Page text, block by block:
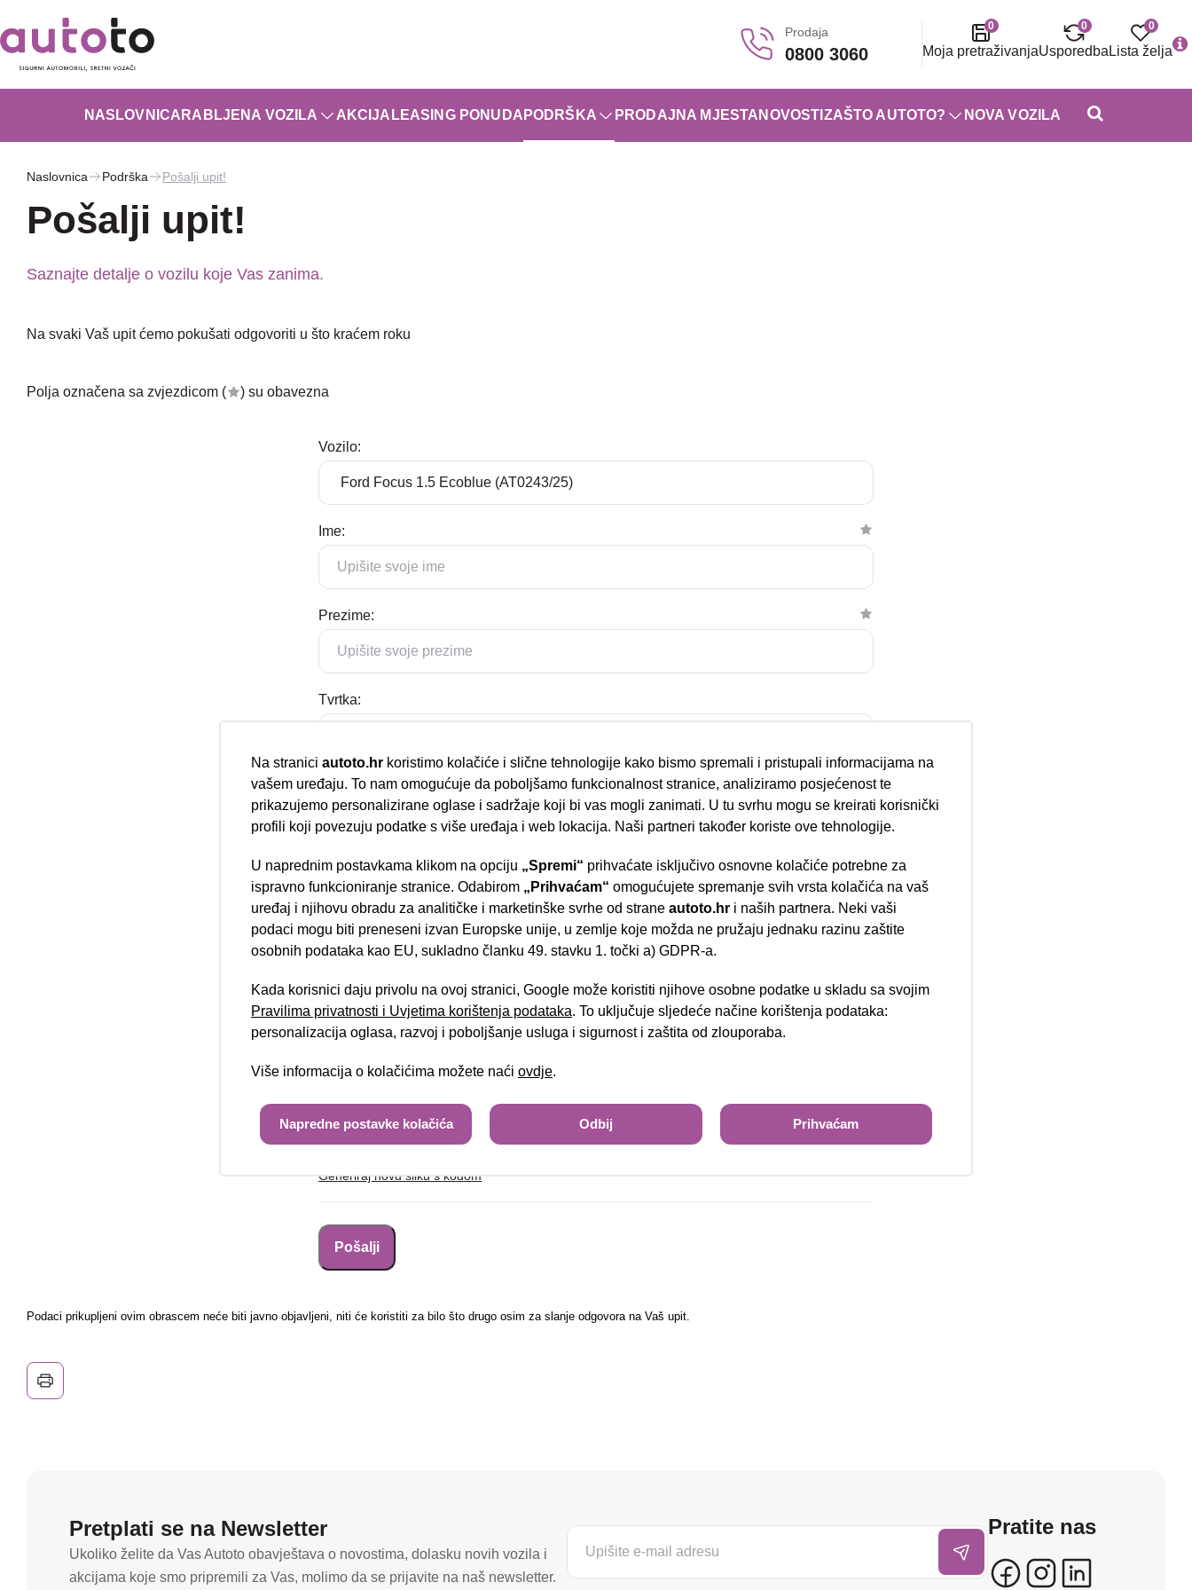
Prodaja
0800 3060
0
Moja pretraživanja
0
Usporedba
0
Lista želja
NASLOVNICA RABLJENA VOZILA AKCIJA LEASING PONUDA PODRŠKA PRODAJNA MJESTA NOVOSTI ZAŠTO AUTOTO? NOVA VOZILA
Naslovnica Podrška Pošalji upit!
Pošalji upit!
Saznajte detalje o vozilu koje Vas zanima.
Na svaki Vaš upit ćemo pokušati odgovoriti u što kraćem roku
Polja označena sa zvjezdicom ( ) su obavezna
Vozilo:
Ime:
Prezime:
Tvrtka:
E-mail:
Telefon/mobitel:
Poruka:
Generiraj novu sliku s kodom
Unesite kod sa slike
Podaci prikupljeni ovim obrascem neće biti javno objavljeni, niti će koristiti za bilo što drugo osim za slanje odgovora na Vaš upit.
Pretplati se na Newsletter
Ukoliko želite da Vas Autoto obavještava o novostima, dolasku novih vozila i
akcijama koje smo pripremili za Vas, molimo da se prijavite na naš newsletter.
Pratite nas
Nova lokacija - Slavonska avenija 102, Resnik
Traži
Na stranici autoto.hr koristimo kolačiće i slične tehnologije kako bismo spremali i pristupali informacijama na
vašem uređaju. To nam omogućuje da poboljšamo funkcionalnost stranice, analiziramo posjećenost te
prikazujemo personalizirane oglase i sadržaje koji bi vas mogli zanimati. U tu svrhu mogu se kreirati korisnički
profili koji povezuju podatke s više uređaja i web lokacija. Naši partneri također koriste ove tehnologije.
U naprednim postavkama klikom na opciju „Spremi“ prihvaćate isključivo osnovne kolačiće potrebne za
ispravno funkcioniranje stranice. Odabirom „Prihvaćam“ omogućujete spremanje svih vrsta kolačića na vaš
uređaj i njihovu obradu za analitičke i marketinške svrhe od strane autoto.hr i naših partnera. Neki vaši
podaci mogu biti preneseni izvan Europske unije, u zemlje koje možda ne pružaju jednaku razinu zaštite
osobnih podataka kao EU, sukladno članku 49. stavku 1. točki a) GDPR-a.
Kada korisnici daju privolu na ovoj stranici, Google može koristiti njihove osobne podatke u skladu sa svojim
Pravilima privatnosti i Uvjetima korištenja podataka. To uključuje sljedeće načine korištenja podataka:
personalizacija oglasa, razvoj i poboljšanje usluga i sigurnost i zaštita od zlouporaba.
Više informacija o kolačićima možete naći ovdje.
Napredne postavke kolačića Odbij Prihvaćam